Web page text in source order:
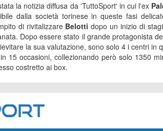
la notizia diffusa da 'TuttoSport' in cui l'ex
dalla società torinese in queste fasi
di rivitalizzare Belottidopo un inizio di
Dopo essere stato il grande protagonista
la sua valutazione, sono solo 4 i centri in
15 occasioni, collezionando però solo 1350
costretto ai box.